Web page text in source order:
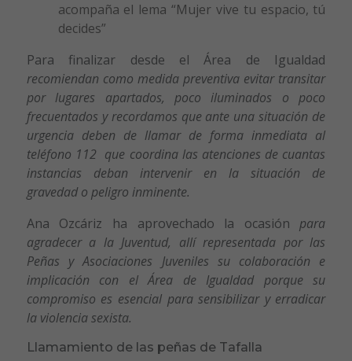
acompaña el lema “Mujer vive tu espacio, tú
decides”
Para finalizar desde el Área de Igualdad
recomiendan como medida preventiva evitar transitar
por lugares apartados, poco iluminados o poco
frecuentados y recordamos que ante una situación de
urgencia deben de llamar de forma inmediata al
teléfono 112 que coordina las atenciones de cuantas
instancias deban intervenir en la situación de
gravedad o peligro inminente.
Ana Ozcáriz ha aprovechado la ocasiónpara
agradecer a la Juventud, allí representada por las
Peñas y Asociaciones Juveniles su colaboración e
implicación con el Área de Igualdad porque su
compromiso es esencial para sensibilizar y erradicar
la violencia sexista.
Llamamiento de las peñas de Tafalla